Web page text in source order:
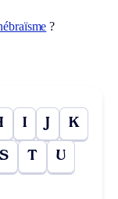
?
I J K
S T U